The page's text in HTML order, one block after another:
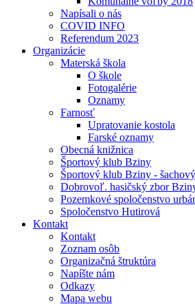
Napísali o nás
COVID INFO
Referendum 2023
Organizácie
Materská škola
O škole
Fotogalérie
Oznamy
Farnosť
Upratovanie kostola
Farské oznamy
Obecná knižnica
Športový klub Bziny
Športový klub Bziny -
Dobrovoľ. hasičský zbor
Pozemkové spoločenstvo
Spoločenstvo Hutirová
Kontakt
Kontakt
Zoznam osôb
Organizačná štruktúra
Napíšte nám
Odkazy
Mapa webu